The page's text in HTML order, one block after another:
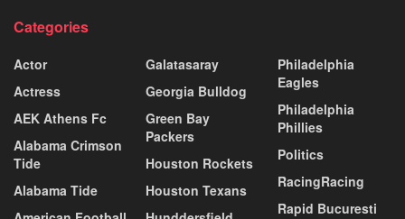
Categories
Actor
Actress
AEK Athens Fc
Alabama Crimson
Tide
Alabama Tide
Galatasaray
Georgia Bulldog
Green Bay
Packers
Houston Rockets
Houston Texans
Philadelphia
Eagles
Philadelphia
Phillies
Politics
RacingRacing
Rapid Bucuresti